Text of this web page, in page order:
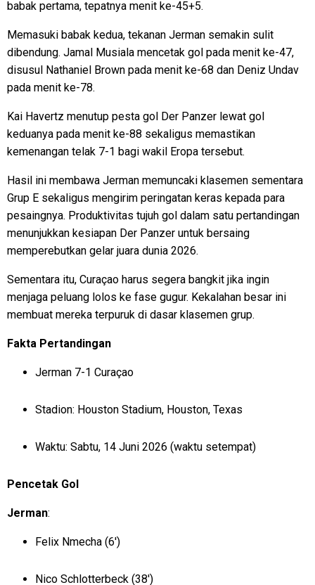
babak pertama, tepatnya menit ke-45+5.
Memasuki babak kedua, tekanan Jerman semakin sulit
dibendung. Jamal Musiala mencetak gol pada menit ke-47,
disusul Nathaniel Brown pada menit ke-68 dan Deniz Undav
pada menit ke-78.
Kai Havertz menutup pesta gol Der Panzer lewat gol
keduanya pada menit ke-88 sekaligus memastikan
kemenangan telak 7-1 bagi wakil Eropa tersebut.
Hasil ini membawa Jerman memuncaki klasemen sementara
Grup E sekaligus mengirim peringatan keras kepada para
pesaingnya. Produktivitas tujuh gol dalam satu pertandingan
menunjukkan kesiapan Der Panzer untuk bersaing
memperebutkan gelar juara dunia 2026.
Sementara itu, Curaçao harus segera bangkit jika ingin
menjaga peluang lolos ke fase gugur. Kekalahan besar ini
membuat mereka terpuruk di dasar klasemen grup.
Fakta Pertandingan
Jerman 7-1 Curaçao
Stadion: Houston Stadium, Houston, Texas
Waktu: Sabtu, 14 Juni 2026 (waktu setempat)
Pencetak Gol
Jerman:
Felix Nmecha (6′)
Nico Schlotterbeck (38′)